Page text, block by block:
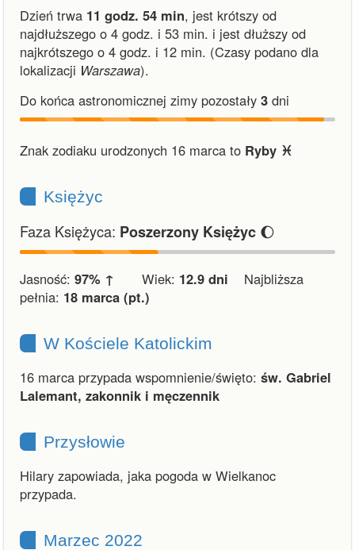
Dzień trwa 11 godz. 54 min, jest krótszy od
najdłuższego o 4 godz. i 53 min. i jest dłuższy od
najkrótszego o 4 godz. i 12 min. (Czasy podano dla
lokalizacji Warszawa).
Do końca astronomicznej zimy pozostały 3 dni
Znak zodiaku urodzonych 16 marca to Ryby ♓︎
Księżyc
Faza Księżyca: Poszerzony Księżyc 🌔
Jasność: 97% ↑ Wiek: 12.9 dni Najbliższa
pełnia: 18 marca (pt.)
W Kościele Katolickim
16 marca przypada wspomnienie/święto: św. Gabriel
Lalemant, zakonnik i męczennik
Przysłowie
Hilary zapowiada, jaka pogoda w Wielkanoc
przypada.
Marzec 2022